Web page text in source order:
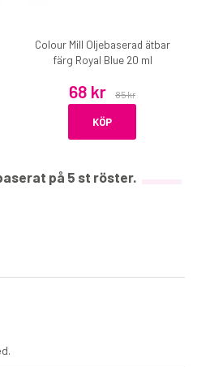
Colour Mill Oljebaserad ätbar
färg Royal Blue 20 ml
68 kr 85 kr
KÖP
på 5 st röster.